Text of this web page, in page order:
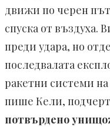
движи по черен
спуска от въздуха.
преди удара, но
последвалата
ракетни системи
пише Кели,
потвърдено